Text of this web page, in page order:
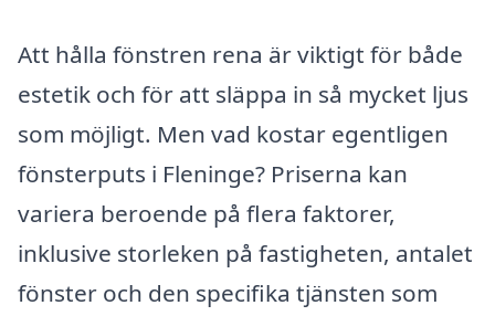
Att hålla fönstren rena är viktigt för både
estetik och för att släppa in så mycket ljus
som möjligt. Men vad kostar egentligen
fönsterputs i Fleninge? Priserna kan
variera beroende på flera faktorer,
inklusive storleken på fastigheten, antalet
fönster och den specifika tjänsten som